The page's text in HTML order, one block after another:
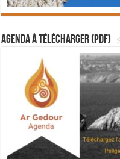
Agenda à télécharger (PDF)